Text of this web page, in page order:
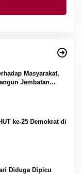
Masyarakat,
Jembatan
Dana Pribadi
ke-25 Demokrat di
Diduga Dipicu